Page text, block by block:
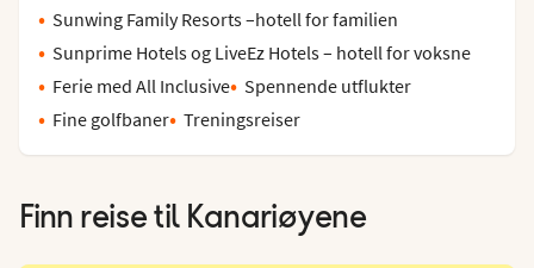
Sunwing Family Resorts –hotell for familien
Sunprime Hotels og LiveEz Hotels – hotell for voksne
Ferie med All Inclusive
Spennende utflukter
Fine golfbaner Treningsreiser
Finn reise til Kanariøyene